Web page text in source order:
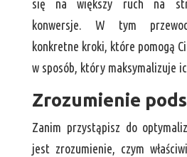
się na większy ruch na
konwersje. W tym
konkretne kroki, które pomogą
w sposób, który maksymalizuje
Zrozumienie
Zanim przystąpisz do
jest zrozumienie, czym